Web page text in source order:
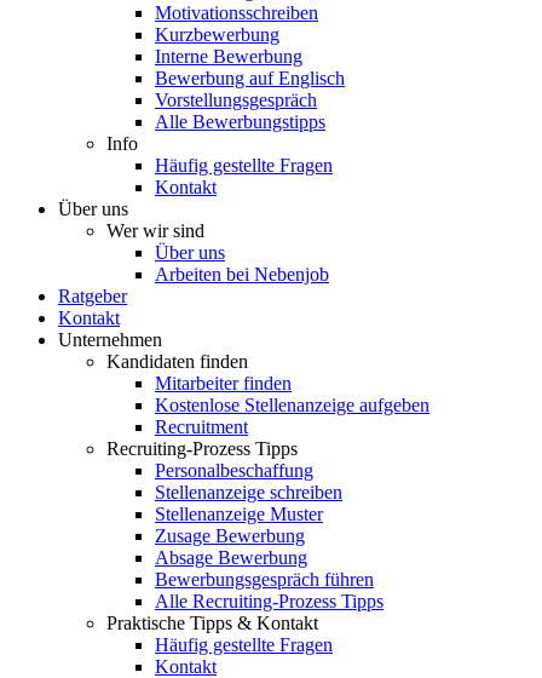
Motivationsschreiben
Kurzbewerbung
Interne Bewerbung
Bewerbung auf Englisch
Vorstellungsgespräch
Alle Bewerbungstipps
Info
Häufig gestellte Fragen
Kontakt
Über uns
Wer wir sind
Über uns
Arbeiten bei Nebenjob
Ratgeber
Kontakt
Unternehmen
Kandidaten finden
Mitarbeiter finden
Kostenlose Stellenanzeige aufgeben
Recruitment
Recruiting-Prozess Tipps
Personalbeschaffung
Stellenanzeige schreiben
Stellenanzeige Muster
Zusage Bewerbung
Absage Bewerbung
Bewerbungsgespräch führen
Alle Recruiting-Prozess Tipps
Praktische Tipps & Kontakt
Häufig gestellte Fragen
Kontakt